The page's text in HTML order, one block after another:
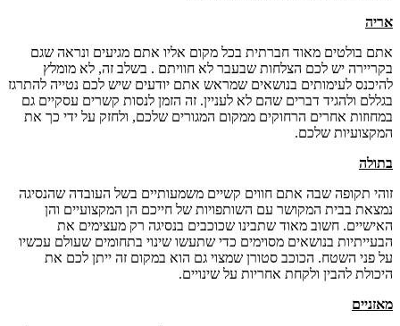
אריה
אתם בולטים מאוד חברתית בכל מקום אליו אתם מגיעים ונראה שגם
בקריירה יש לכם הצלחות שבעבר לא חוויתם . בשלב זה, לא מומלץ
להיכנס לעימותים בנושאים שמראש אתם יודעים שיש לכם נטייה להתרגז
בגללם ולהגיד דברים שהם לא לעניין. זה הזמן לנסות קשרים עסקיים גם
במחוזות אחרים הרחוקים ממקום המגורים שלכם, ולחזק על ידי כך את
המקצועיות שלכם.
בתולה
זוהי תקופה שבה אתם חווים קשיים משמעותיים בשל העובדה שהנסיגה
נמצאת בבית המקושר עם השותפויות של חייכם הן המקצועיים והן
האישיים. חשוב מאוד שתבינו שכוכבים בנסיגה רק מעצימים את
הבעייתיות בנושאים מסוימים כדי שתעשו שינוי בתחומים שעולם עכשיו
על פני השטח. הכוכב סטורן שמצוי גם הוא במקום זה ייתן לכם את
היכולת להבין ולקחת אחריות על שינויים.
מאזניים